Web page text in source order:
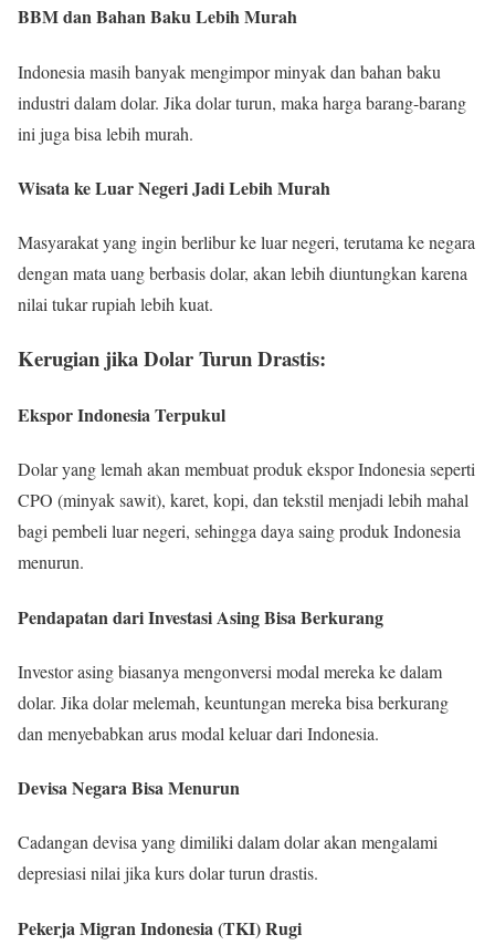
BBM dan Bahan Baku Lebih Murah
Indonesia masih banyak mengimpor minyak dan bahan baku
industri dalam dolar. Jika dolar turun, maka harga barang-barang
ini juga bisa lebih murah.
Wisata ke Luar Negeri Jadi Lebih Murah
Masyarakat yang ingin berlibur ke luar negeri, terutama ke negara
dengan mata uang berbasis dolar, akan lebih diuntungkan karena
nilai tukar rupiah lebih kuat.
Kerugian jika Dolar Turun Drastis:
Ekspor Indonesia Terpukul
Dolar yang lemah akan membuat produk ekspor Indonesia seperti
CPO (minyak sawit), karet, kopi, dan tekstil menjadi lebih mahal
bagi pembeli luar negeri, sehingga daya saing produk Indonesia
menurun.
Pendapatan dari Investasi Asing Bisa Berkurang
Investor asing biasanya mengonversi modal mereka ke dalam
dolar. Jika dolar melemah, keuntungan mereka bisa berkurang
dan menyebabkan arus modal keluar dari Indonesia.
Devisa Negara Bisa Menurun
Cadangan devisa yang dimiliki dalam dolar akan mengalami
depresiasi nilai jika kurs dolar turun drastis.
Pekerja Migran Indonesia (TKI) Rugi